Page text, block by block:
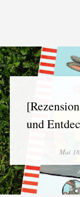
und
Posted
Mai